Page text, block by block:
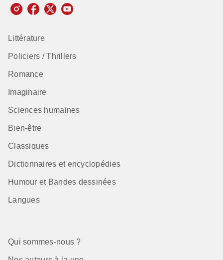
Littérature
Policiers / Thrillers
Romance
Imaginaire
Sciences humaines
Bien-être
Classiques
Dictionnaires et encyclopédies
Humour et Bandes dessinées
Langues
Qui sommes-nous ?